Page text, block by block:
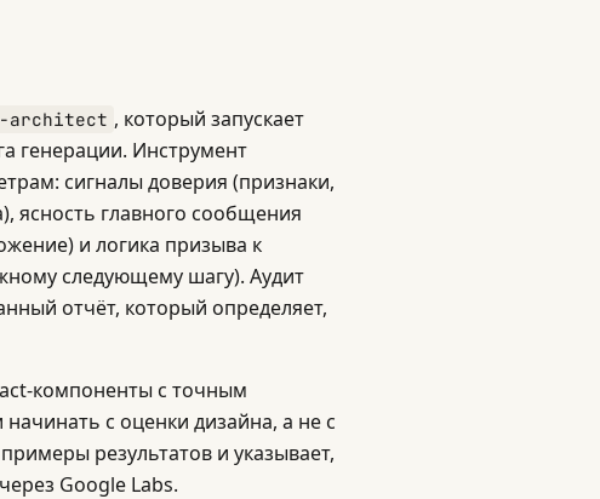
architect , который запускает
генерации. Инструмент
сигналы доверия (признаки,
ясность главного сообщения
и логика призыва к
следующему шагу). Аудит
отчёт, который определяет,
компоненты с точным
с оценки дизайна, а не с
результатов и указывает,
Google Labs.